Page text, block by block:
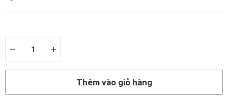
– +
Thêm vào giỏ hàng